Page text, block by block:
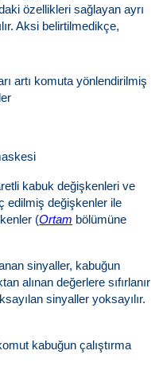
özellikleri sağlayan ayrı
Aksi belirtilmedikçe,
artı komuta yönlendirilmiş
kabuk değişkenleri ve
edilmiş değişkenler ile
(Ortam bölümüne
sinyaller, kabuğun
alınan değerlere sıfırlanır
sinyaller yoksayılır.
kabuğun çalıştırma